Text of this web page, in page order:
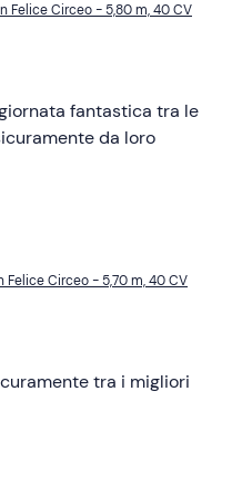
Felice Circeo - 5,80 m, 40 CV
fantastica tra le
da loro
Felice Circeo - 5,70 m, 40 CV
tra i migliori